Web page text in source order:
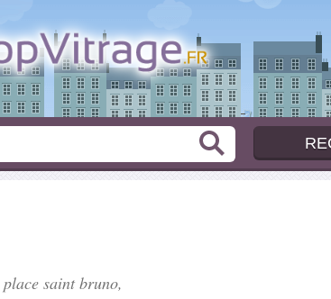
place saint bruno,